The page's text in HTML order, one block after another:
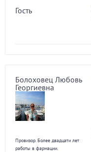
Гость
Болоховец Любовь
Георгиевна
Провизор. Более двадцати лет
работы в фармации.